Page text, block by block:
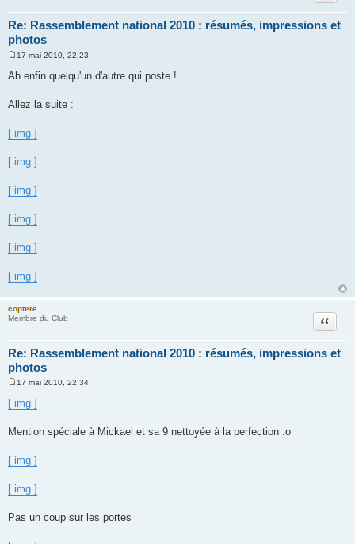
Re: Rassemblement national 2010 : résumés, impressions et
photos
s
a
g
17 mai 2010, 22:23
Ah enfin quelqu'un d'autre qui poste !
Allez la suite :
[ img ]
[ img ]
[ img ]
[ img ]
[ img ]
[ img ]
coptere
Membre du Club
Re: Rassemblement national 2010 : résumés, impressions et
photos
Citation
s
g
17 mai 2010, 22:34
[ img ]
Mention spéciale à Mickael et sa 9 nettoyée à la perfection :o
[ img ]
[ img ]
Pas un coup sur les portes